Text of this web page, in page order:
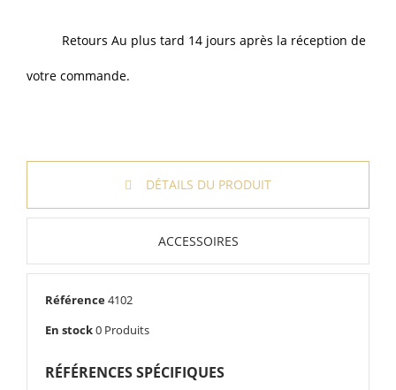
Retours Au plus tard 14 jours après la réception de
votre commande.
DÉTAILS DU PRODUIT
ACCESSOIRES
Référence4102
En stock0 Produits
RÉFÉRENCES SPÉCIFIQUES